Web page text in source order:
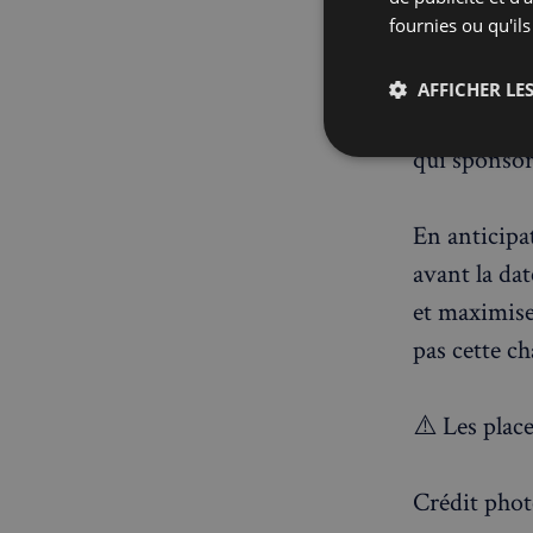
Idéal pour
garanti
Google.
Le
qui
En
avant la
et
pas cette
⚠️ Les
Crédit
fournies ou
AFFICHER
nécessaires
la gestion des
_px3